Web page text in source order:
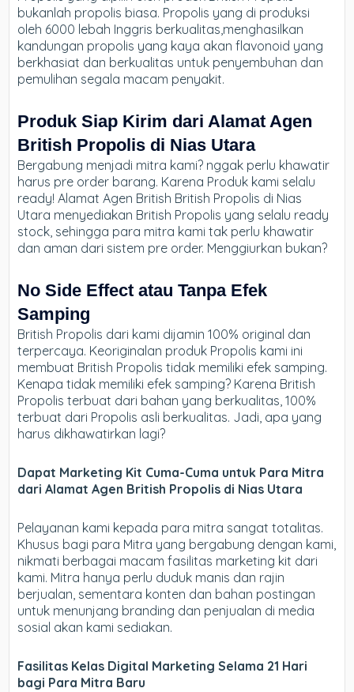
bukanlah propolis biasa. Propolis yang di produksi
oleh 6000 lebah Inggris berkualitas,menghasilkan
kandungan propolis yang kaya akan flavonoid yang
berkhasiat dan berkualitas untuk penyembuhan dan
pemulihan segala macam penyakit.
Produk Siap Kirim dari Alamat Agen
British Propolis di Nias Utara
Bergabung menjadi mitra kami? nggak perlu khawatir
harus pre order barang. Karena Produk kami selalu
ready! Alamat Agen British British Propolis di Nias
Utara menyediakan British Propolis yang selalu ready
stock, sehingga para mitra kami tak perlu khawatir
dan aman dari sistem pre order. Menggiurkan bukan?
No Side Effect atau Tanpa Efek
Samping
British Propolis dari kami dijamin 100% original dan
terpercaya. Keoriginalan produk Propolis kami ini
membuat British Propolis tidak memiliki efek samping.
Kenapa tidak memiliki efek samping? Karena British
Propolis terbuat dari bahan yang berkualitas, 100%
terbuat dari Propolis asli berkualitas. Jadi, apa yang
harus dikhawatirkan lagi?
Dapat Marketing Kit Cuma-Cuma untuk Para Mitra
dari Alamat Agen British Propolis di Nias Utara
Pelayanan kami kepada para mitra sangat totalitas.
Khusus bagi para Mitra yang bergabung dengan kami,
nikmati berbagai macam fasilitas marketing kit dari
kami. Mitra hanya perlu duduk manis dan rajin
berjualan, sementara konten dan bahan postingan
untuk menunjang branding dan penjualan di media
sosial akan kami sediakan.
Fasilitas Kelas Digital Marketing Selama 21 Hari
bagi Para Mitra Baru